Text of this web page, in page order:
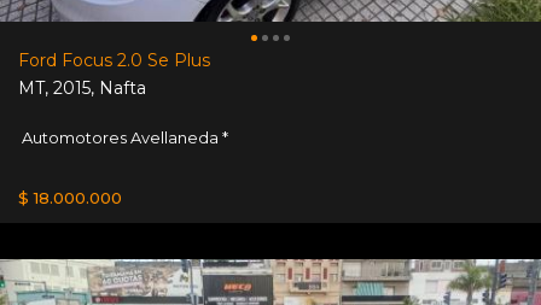
Ford Focus 2.0 Se Plus
MT, 2015, Nafta
Automotores Avellaneda *
$ 18.000.000